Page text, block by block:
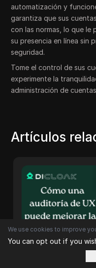
automatización y
garantiza que sus
con las normas, lo que le
su presencia en línea sin
seguridad.
Tome el control de sus
experimente la
administración de
Artículos
We use cookies to improve
You can opt out if you